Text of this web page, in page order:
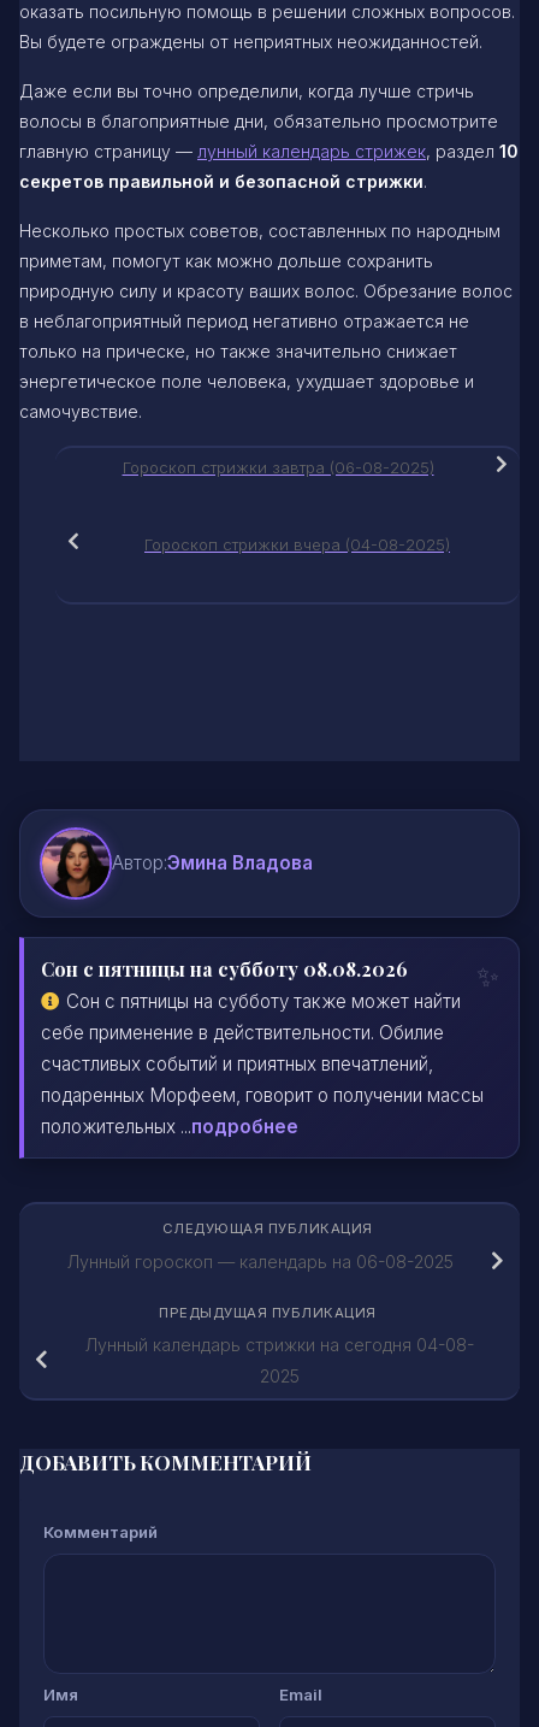
оказать посильную помощь в решении сложных вопросов.
Вы будете ограждены от неприятных неожиданностей.
Даже если вы точно определили, когда лучше стричь
волосы в благоприятные дни, обязательно просмотрите
главную страницу — лунный календарь стрижек, раздел 10
секретов правильной и безопасной стрижки.
Несколько простых советов, составленных по народным
приметам, помогут как можно дольше сохранить
природную силу и красоту ваших волос. Обрезание волос
в неблагоприятный период негативно отражается не
только на прическе, но также значительно снижает
энергетическое поле человека, ухудшает здоровье и
самочувствие.
Гороскоп стрижки завтра (06-08-2025)
Гороскоп стрижки вчера (04-08-2025)
Автор:Эмина Владова
Сон с пятницы на субботу 08.08.2026
Сон с пятницы на субботу также может найти
себе применение в действительности. Обилие
счастливых событий и приятных впечатлений,
подаренных Морфеем, говорит о получении массы
положительных ...подробнее
СЛЕДУЮЩАЯ ПУБЛИКАЦИЯ
Лунный гороскоп — календарь на 06-08-2025
ПРЕДЫДУЩАЯ ПУБЛИКАЦИЯ
Лунный календарь стрижки на сегодня 04-08-
2025
ДОБАВИТЬ КОММЕНТАРИЙ
Комментарий
Имя Email